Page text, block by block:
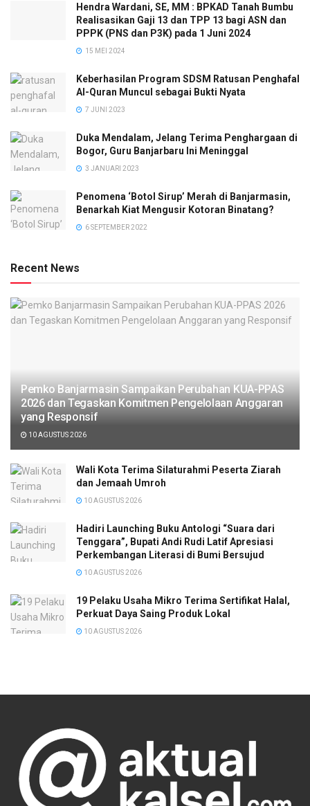
Hendra Wardani, SE, MM : BPKAD Tanah Bumbu
Realisasikan Gaji 13 dan TPP 13 bagi ASN dan
PPPK (PNS dan P3K) pada 1 Juni 2024
15 MEI 2024
Keberhasilan Program SDSM Ratusan Penghafal
Al-Quran Muncul sebagai Bukti Nyata
7 JUNI 2023
Duka Mendalam, Jelang Terima Penghargaan di
Bogor, Guru Banjarbaru Ini Meninggal
3 JANUARI 2023
Penomena ‘Botol Sirup’ Merah di Banjarmasin,
Benarkah Kiat Mengusir Kotoran Binatang?
6 SEPTEMBER 2022
Recent News
Pemko Banjarmasin Sampaikan Perubahan KUA-PPAS
2026 dan Tegaskan Komitmen Pengelolaan Anggaran
yang Responsif
10 AGUSTUS 2026
Wali Kota Terima Silaturahmi Peserta Ziarah
dan Jemaah Umroh
10 AGUSTUS 2026
Hadiri Launching Buku Antologi “Suara dari
Tenggara”, Bupati Andi Rudi Latif Apresiasi
Perkembangan Literasi di Bumi Bersujud
10 AGUSTUS 2026
19 Pelaku Usaha Mikro Terima Sertifikat Halal,
Perkuat Daya Saing Produk Lokal
10 AGUSTUS 2026